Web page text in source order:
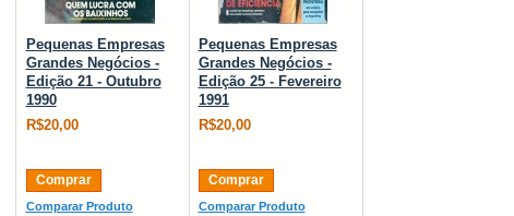
Pequenas Empresas
Grandes Negócios -
Edição 21 - Outubro
1990
R$20,00
Comprar
Comparar Produto
Pequenas Empresas
Grandes Negócios -
Edição 25 - Fevereiro
1991
R$20,00
Comprar
Comparar Produto